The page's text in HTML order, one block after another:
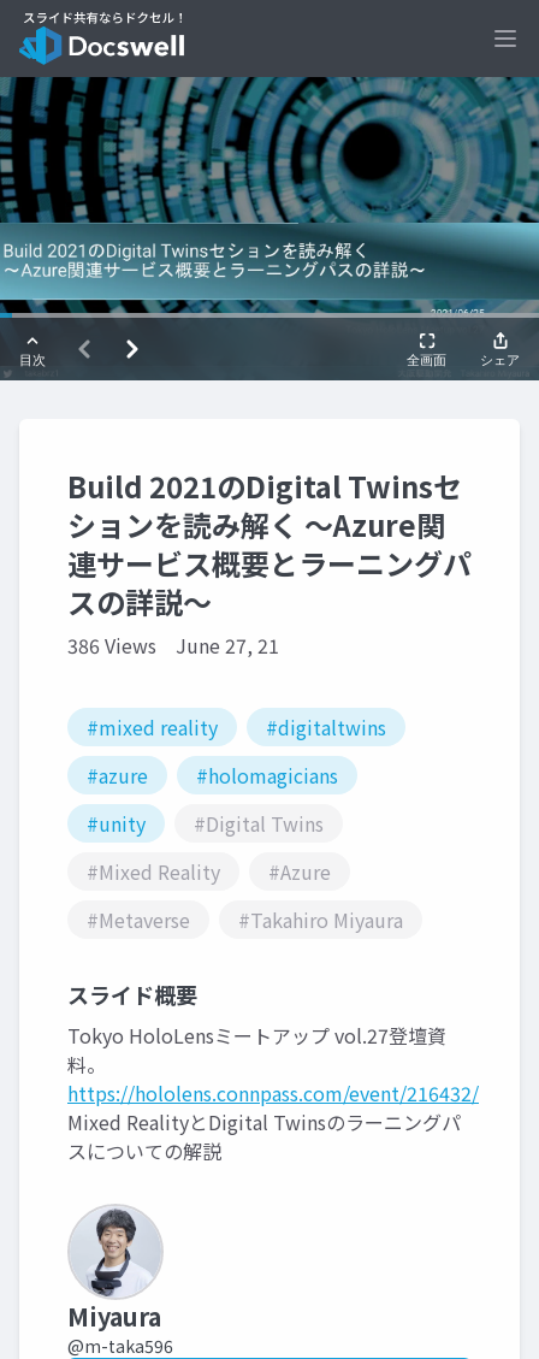
Build 2021のDigital Twinsセ
ションを読み解く ～Azure関
連サービス概要とラーニングパ
スの詳説～
386 Views June 27, 21
#mixed reality
#digitaltwins
#azure
#holomagicians
#unity
#Digital Twins
#Mixed Reality
#Azure
#Metaverse
#Takahiro Miyaura
スライド概要
Tokyo HoloLensミートアップ vol.27登壇資
料。
https://hololens.connpass.com/event/216432/
Mixed RealityとDigital Twinsのラーニングパ
スについての解説
Miyaura
@m-taka596